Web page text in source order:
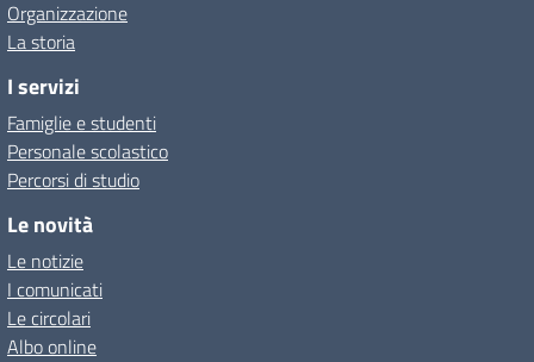
Organizzazione
La storia
I servizi
Famiglie e studenti
Personale scolastico
Percorsi di studio
Le novità
Le notizie
I comunicati
Le circolari
Albo online